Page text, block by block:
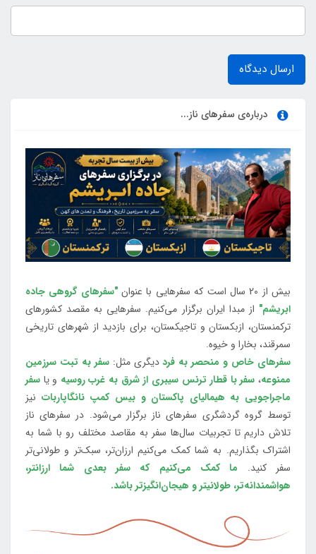
ارسال دیدگاه
درباره‌ی سفرهای ناز...
بیش از 20 سال است که سفرهایی با عنوان
"سفرهای گروهی جاده
ابریشم" از مبدا ایران برگزار می‌کنیم. سفرهایی به مقصد کشورهای
ترکمنستان، ازبکستان و تاجیکستان، برای بازدید از شهرهای تاریخی
سمرقند، بخارا و خیوه.
سفرهای خاص و منحصر به فرددیگری مثل:سفر به تبت سرزمین
ممنوعه، سفر با قطار ترنس سیبری از شرق به غرب روسیه و یا سفر
ماجراجویی به هیمالیای پاکستان و بیس کمپ نانگاپاربات نیز
توسط گروه گردشگری سفرهای ناز برگزار می‌شود. در سفرهای ناز
تلاش داریم تا تجربیات سال‌ها سفر به مقاصد مختلف رو با شما به
اشتراک بگذاریم. به شما کمک می‌کنیم ارزان‌تر، سبک‌تر و طولانی‌تر
سفر کنید. ما کمک می‌کنیم که سفر بعدی شما ارزانتر،
هواشمندانه‌تر، طولانی‎تر و هیجان‌انگیزتر باشد.